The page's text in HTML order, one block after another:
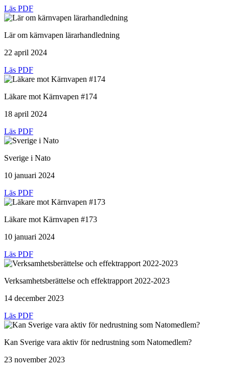
Läs PDF
Lär om kärnvapen lärarhandledning
22 april 2024
Läs PDF
Läkare mot Kärnvapen #174
18 april 2024
Läs PDF
Sverige i Nato
10 januari 2024
Läs PDF
Läkare mot Kärnvapen #173
10 januari 2024
Läs PDF
Verksamhetsberättelse och effektrapport 2022-2023
14 december 2023
Läs PDF
Kan Sverige vara aktiv för nedrustning som Natomedlem?
23 november 2023